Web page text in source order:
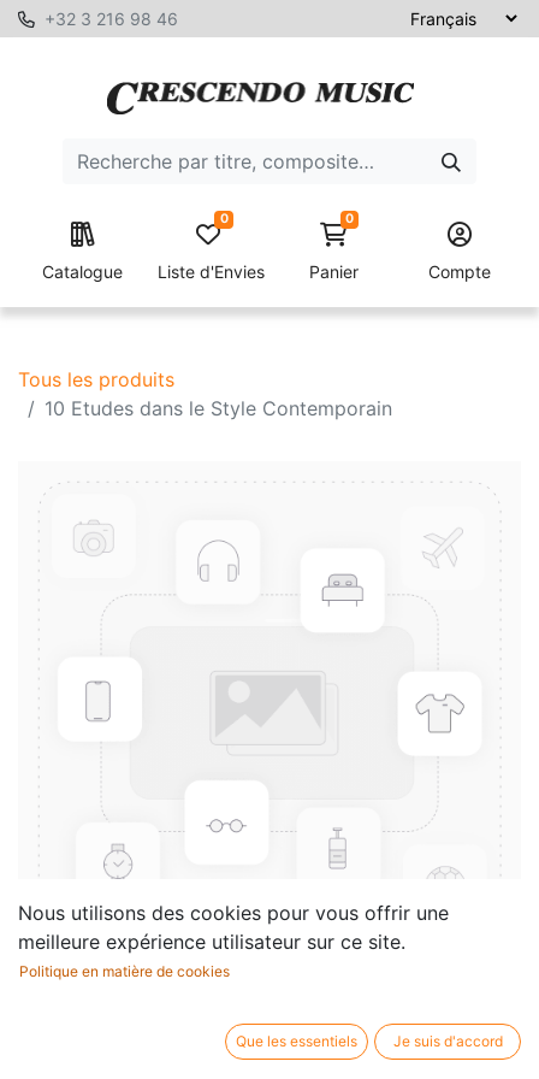
+32 3 216 98 46
Catalogue Liste d'Envies
0 0
Panier Compte
Tous les produits
10 Etudes dans le Style Contemporain
10 Etudes dans le Style
Contemporain
Nous utilisons des cookies pour vous offrir une
meilleure expérience utilisateur sur ce site.
Politique en matière de cookies
Que les essentiels Je suis d'accord